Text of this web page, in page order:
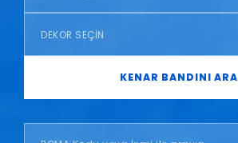
DEKOR SEÇİN
KENAR BANDINI ARA